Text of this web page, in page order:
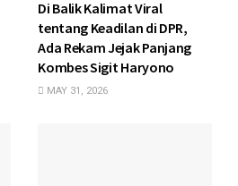
Di Balik Kalimat Viral
tentang Keadilan di DPR,
Ada Rekam Jejak Panjang
Kombes Sigit Haryono
MAY 31, 2026